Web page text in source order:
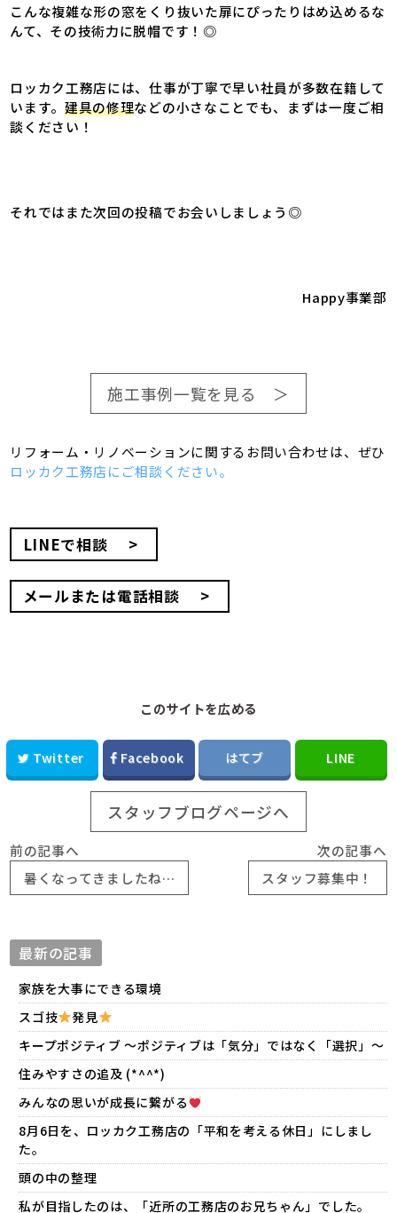
こんな複雑な形の窓をくり抜いた扉にぴったりはめ込めるな
んて、その技術力に脱帽です！◎
ロッカク工務店には、仕事が丁寧で早い社員が多数在籍して
います。 建具の修理などの小さなことでも、まずは一度ご相
談ください！
それではまた次回の投稿でお会いしましょう◎
Happy事業部
施工事例一覧を見る ＞
リフォーム・リノベーションに関するお問い合わせは、 ぜひ
ロッカク工務店にご相談ください。
LINEで相談
メールまたは電話相談
このサイトを広める
Twitter Facebook はてブ LINE
スタッフブログページへ
前の記事へ
暑くなってきましたね…
次の記事へ
スタッフ募集中！
最新の記事
家族を大事にできる環境
スゴ技
発見
キープポジティブ 〜ポジティブは「気分」ではなく「選択」〜
住みやすさの追及 (*^^*)
みんなの思いが成長に繋がる
8月6日を、ロッカク工務店の「平和を考える休日」にしまし
た。
頭の中の整理
私が目指したのは、「近所の工務店のお兄ちゃん」でした。